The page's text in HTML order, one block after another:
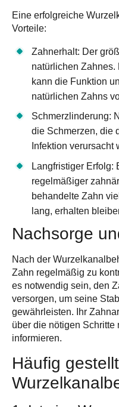
Eine erfolgreiche
Vorteile:
Zahnerhalt: Der
natürlichen Zahnes.
kann die Funktion
natürlichen Zahns
Schmerzlinderung:
die Schmerzen, die
Infektion verursacht
Langfristiger Erfolg:
regelmäßiger
behandelte Zahn
lang, erhalten
Nachsorge
Nach der
Zahn regelmäßig zu
es notwendig sein, den
versorgen, um seine
gewährleisten. Ihr
über die nötigen Schritte
informieren.
Häufig